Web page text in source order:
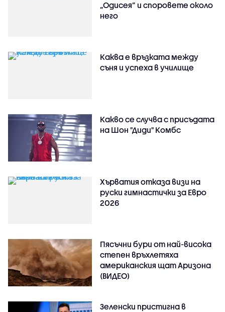
„Одисея” и споровете около
него
Каква е връзката между
съня и успеха в училище
Какво се случва с присъдата
на Шон "Диди" Комбс
Хърватия отказа визи на
руски гимнастички за Евро
2026
Пясъчни бури от най-висока
степен връхлетяха
американския щат Аризона
(ВИДЕО)
Зеленски пристигна в